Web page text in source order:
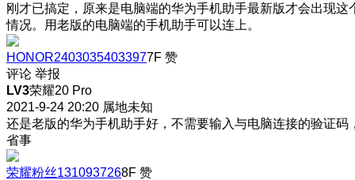
刚才已搞定，原来是电脑端的华为手机助手最新版才会出现这
情况。用老版的电脑端的手机助手可以连上。
HONOR24030354033977F 赞
评论 举报
LV3荣耀20 Pro
2021-9-24 20:20 属地未知
还是老版的华为手机助手好，不需要输入与电脑连接的验证码
省事
荣耀粉丝1310937268F 赞